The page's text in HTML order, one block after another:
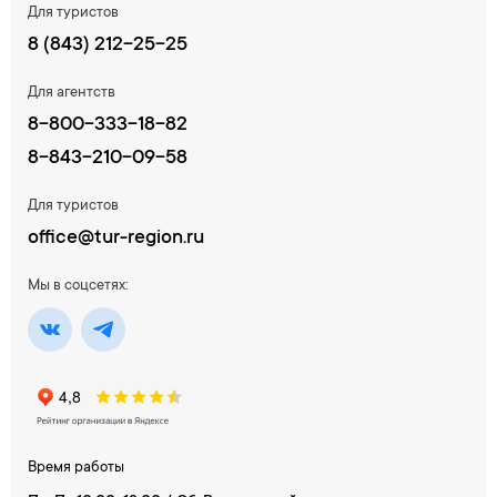
Время работы
Для туристов
8 (843) 212-25-25
Для агентств
8-800-333-18-82
8-843-210-09-58
Для туристов
office@tur-region.ru
Мы в соцсетях: